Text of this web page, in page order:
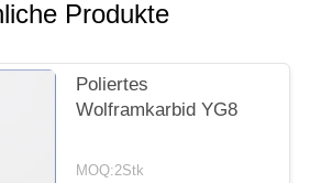
Produkte
Poliertes
Wolframkarbid YG8
MOQ:2Stk